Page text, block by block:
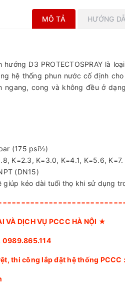
MÔ TẢ HƯỚNG
D3 PROTECTOSPRAY là
hệ thống phun nước cố định
ngang, cong và không đều ở
(175 psi½)
K=2.3, K=3.0, K=4.1, K=5.6, K=7.
(DN15)
kéo dài tuổi thọ khi sử dụng
VÀ DỊCH VỤ PCCC HÀ NỘI ★
0989.865.114
thi công lắp đặt hệ thống PCCC